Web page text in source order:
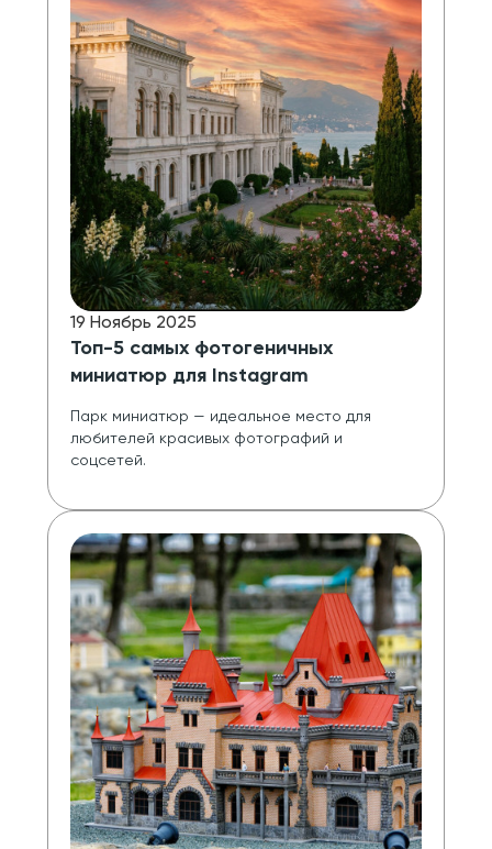
19 Ноябрь 2025
Топ-5 самых фотогеничных
миниатюр для Instagram
Парк миниатюр — идеальное место для
любителей красивых фотографий и
соцсетей.